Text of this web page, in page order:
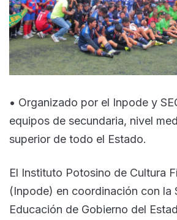
• Organizado por el Inpode y
equipos de secundaria, nivel
superior de todo el Estado.
El Instituto Potosino de Cultura
(Inpode) en coordinación con la
Educación de Gobierno del